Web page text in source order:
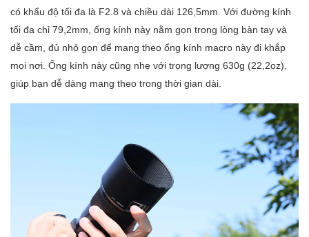
có khẩu độ tối đa là F2.8 và chiều dài 126,5mm. Với đường kính
tối đa chỉ 79,2mm, ống kính này nằm gọn trong lòng bàn tay và
dễ cầm, đủ nhỏ gọn để mang theo ống kính macro này đi khắp
mọi nơi. Ống kính này cũng nhẹ với trọng lượng 630g (22,2oz),
giúp bạn dễ dàng mang theo trong thời gian dài.